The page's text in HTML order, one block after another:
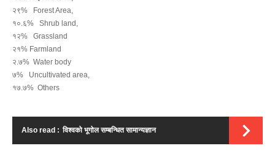
२९%
Forest Area,
१०.६%
Shrub land,
१२%
Grassland
२१% Farmland
२.७% Water body
७%
Uncultivated area,
१७.७% Others
Also read : विश्वको भूगोल सम्बन्धित सामान्यज्ञान